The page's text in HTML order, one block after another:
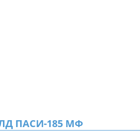
ПАСИ-185 МФ